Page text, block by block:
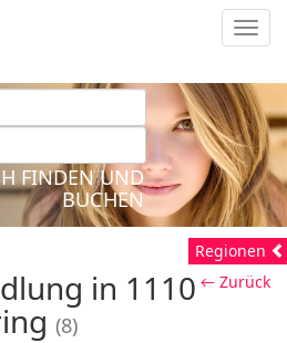
FINDEN UND
BUCHEN
← Zurück
in 1110
(8)
Regionen